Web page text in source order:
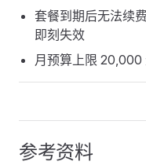
套餐到期后无法续
即刻失效
月预算上限 20,000
参考资料